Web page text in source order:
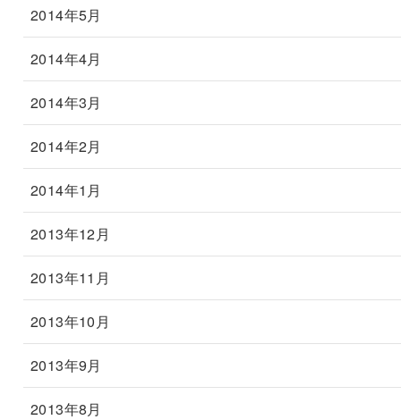
2014年5月
2014年4月
2014年3月
2014年2月
2014年1月
2013年12月
2013年11月
2013年10月
2013年9月
2013年8月